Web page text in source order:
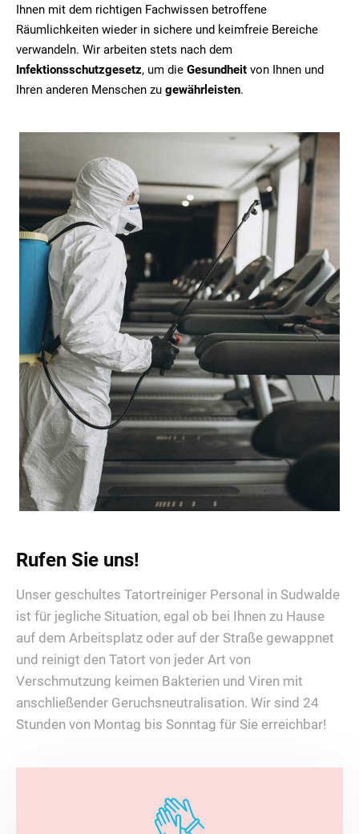
Ihnen mit dem richtigen Fachwissen betroffene
Räumlichkeiten wieder in sichere und keimfreie Bereiche
verwandeln. Wir arbeiten stets nach dem
Infektionsschutzgesetz, um die Gesundheit von Ihnen und
Ihren anderen Menschen zu gewährleisten.
Rufen Sie uns!
Unser geschultes Tatortreiniger Personal in Sudwalde
ist für jegliche Situation, egal ob bei Ihnen zu Hause
auf dem Arbeitsplatz oder auf der Straße gewappnet
und reinigt den Tatort von jeder Art von
Verschmutzung keimen Bakterien und Viren mit
anschließender Geruchsneutralisation. Wir sind 24
Stunden von Montag bis Sonntag für Sie erreichbar!